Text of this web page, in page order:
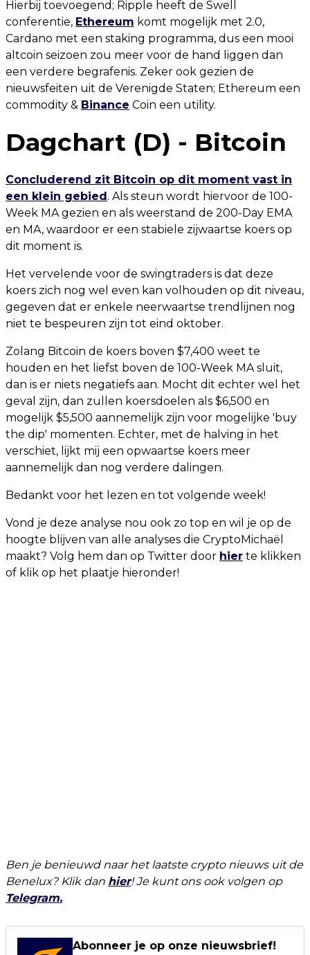
Hierbij toevoegend; Ripple heeft de Swell
conferentie, Ethereum komt mogelijk met 2.0,
Cardano met een staking programma, dus een mooi
altcoin seizoen zou meer voor de hand liggen dan
een verdere begrafenis. Zeker ook gezien de
nieuwsfeiten uit de Verenigde Staten; Ethereum een
commodity & Binance Coin een utility.
Dagchart (D) - Bitcoin
Concluderend zit Bitcoin op dit moment vast in
een klein gebied . Als steun wordt hiervoor de 100-
Week MA gezien en als weerstand de 200-Day EMA
en MA, waardoor er een stabiele zijwaartse koers op
dit moment is.
Het vervelende voor de swingtraders is dat deze
koers zich nog wel even kan volhouden op dit niveau,
gegeven dat er enkele neerwaartse trendlijnen nog
niet te bespeuren zijn tot eind oktober.
Zolang Bitcoin de koers boven $7,400 weet te
houden en het liefst boven de 100-Week MA sluit,
dan is er niets negatiefs aan. Mocht dit echter wel het
geval zijn, dan zullen koersdoelen als $6,500 en
mogelijk $5,500 aannemelijk zijn voor mogelijke 'buy
the dip' momenten. Echter, met de halving in het
verschiet, lijkt mij een opwaartse koers meer
aannemelijk dan nog verdere dalingen.
Bedankt voor het lezen en tot volgende week!
Vond je deze analyse nou ook zo top en wil je op de
hoogte blijven van alle analyses die CryptoMichaël
maakt? Volg hem dan op Twitter door hier te klikken
of klik op het plaatje hieronder!
Ben je benieuwd naar het laatste crypto nieuws uit de
Benelux? Klik dan hier! Je kunt ons ook volgen op
Telegram.
Abonneer je op onze nieuwsbrief!